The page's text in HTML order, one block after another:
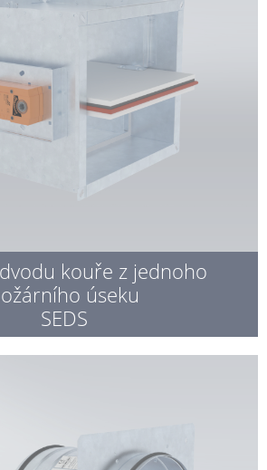
kouře z jednoho
úseku
SEDS